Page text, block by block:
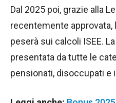
Dal 2025 poi, grazie alla
recentemente approvata,
peserà sui calcoli ISEE.
presentata da tutte le
pensionati, disoccupati e